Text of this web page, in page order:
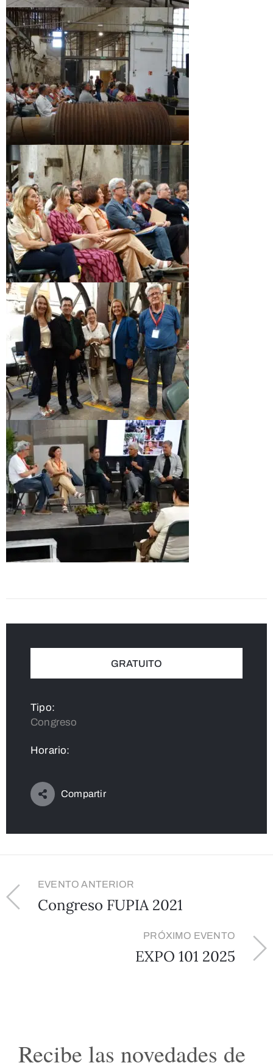
GRATUITO
Tipo:
Congreso
Horario:
Compartir
EVENTO ANTERIOR
Congreso FUPIA 2021
PRÓXIMO EVENTO
EXPO 101 2025
Recibe las novedades de